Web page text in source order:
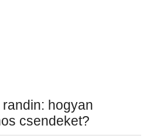
hogyan
csendeket?